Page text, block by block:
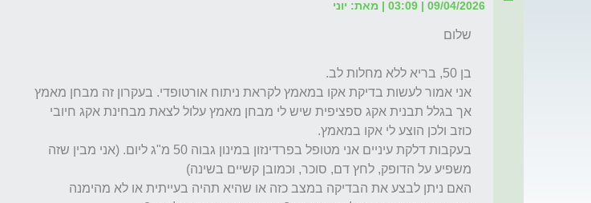
09/04/2026 | 03:09 | מאת: יוני